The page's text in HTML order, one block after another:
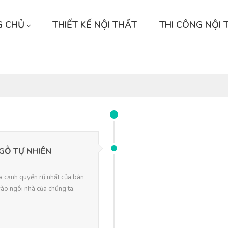
CHỦ THIẾT KẾ NỘI THẤT THI CÔNG NỘI
TỰ NHIÊN
cạnh quyến rũ nhất của bàn
ngôi nhà của chúng ta.